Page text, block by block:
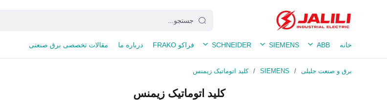
خانه ABB
SIEMENS
SCHNEIDER فراکو FRAKO درباره ما مقالات تخصصی برق صنعتی
برق و صنعت جلیلی /
SIEMENS
/ کلید اتوماتیک زیمنس
کلید اتوماتیک زیمنس